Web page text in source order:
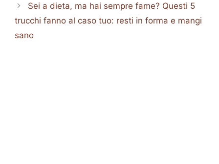
Sei a dieta, ma hai sempre fame? Questi 5
trucchi fanno al caso tuo: resti in forma e mangi
sano